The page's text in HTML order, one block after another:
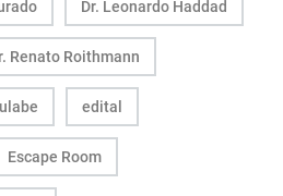
Dr. Leonardo Haddad
Renato Roithmann
edital
Escape Room